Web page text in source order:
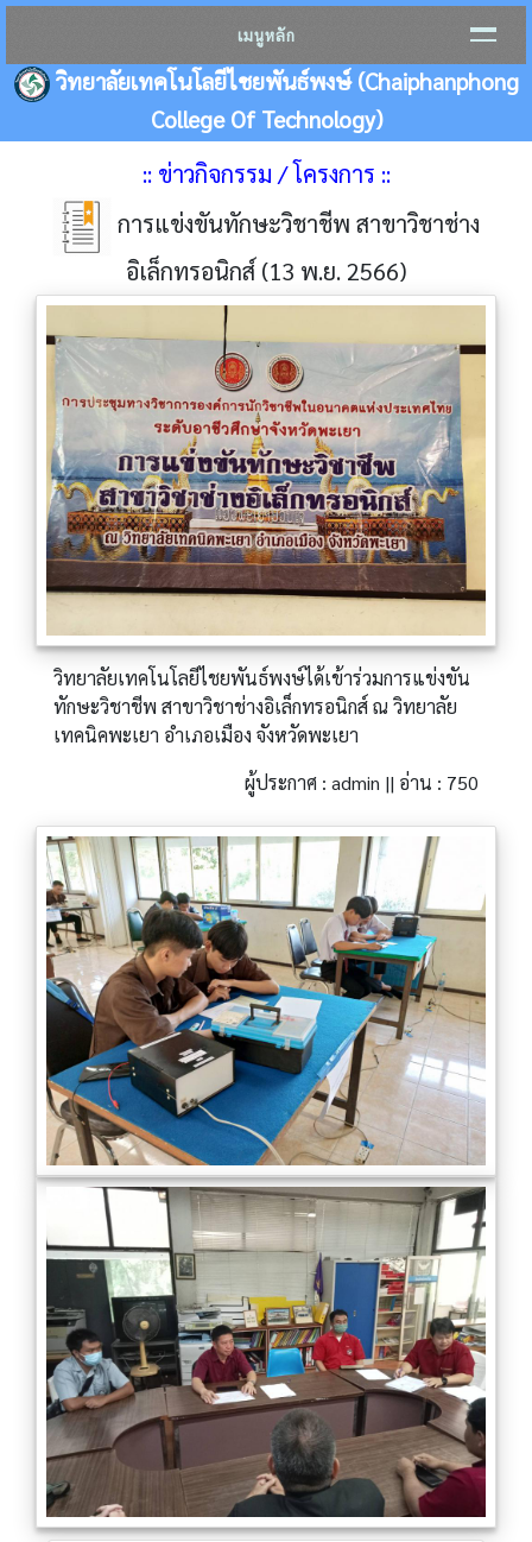
เมนูหลัก
วิทยาลัยเทคโนโลยีไชยพันธ์พงษ์ (Chaiphanphong
College Of Technology)
:: ข่าวกิจกรรม / โครงการ ::
การแข่งขันทักษะวิชาชีพ สาขาวิชาช่าง
อิเล็กทรอนิกส์ (13 พ.ย. 2566)
วิทยาลัยเทคโนโลยีไชยพันธ์พงษ์ได้เข้าร่วมการแข่งขัน
ทักษะวิชาชีพ สาขาวิชาช่างอิเล็กทรอนิกส์ ณ วิทยาลัย
เทคนิคพะเยา อำเภอเมือง จังหวัดพะเยา
ผู้ประกาศ : admin || อ่าน : 750